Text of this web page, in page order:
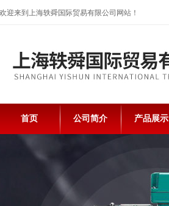
欢迎来到上海轶舜国际贸易有限公司网站！
首页 公司简介 产品展示